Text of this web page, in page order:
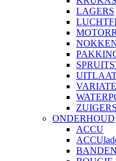
LAGERS
ZUIGERS
ONDERHOUD
ACCU
BANDEN